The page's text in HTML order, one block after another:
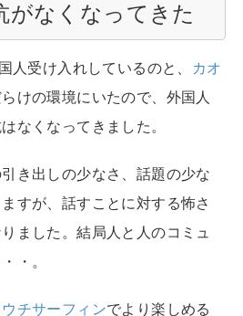
がなくなってきた
人受け入れしているのと、
カオ
けの環境にいたので、外国人
なくなってきました。
き出しの少なさ、話題の少な
すが、話すことに対する怖さ
ました。結局人と人のコミュ
・。
ウチサーフィンでより楽しめる